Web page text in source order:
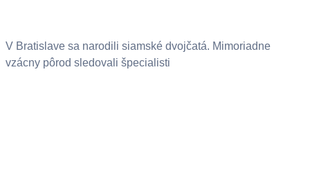
V Bratislave sa narodili siamské dvojčatá. Mimoriadne
vzácny pôrod sledovali špecialisti